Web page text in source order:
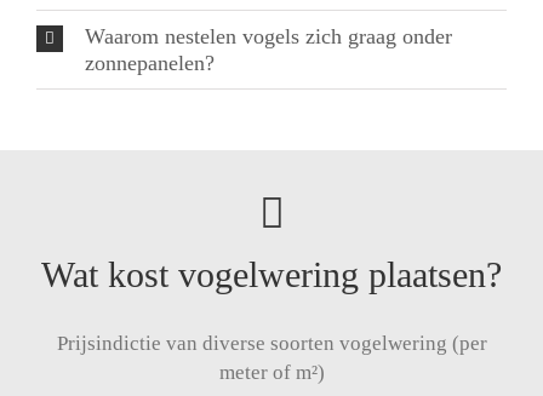
Waarom nestelen vogels zich graag onder
zonnepanelen?
Wat kost vogelwering plaatsen?
Prijsindictie van diverse soorten vogelwering (per
meter of m²)